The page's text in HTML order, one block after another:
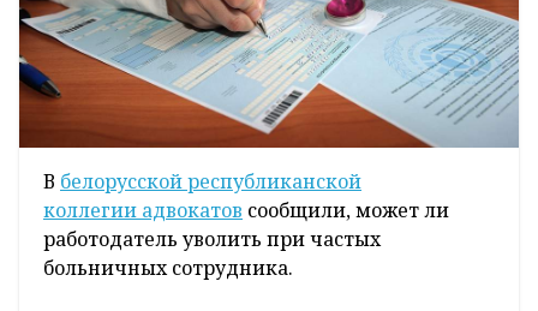
В белорусской республиканской
коллегии адвокатов сообщили, может ли
работодатель уволить при частых
больничных сотрудника.